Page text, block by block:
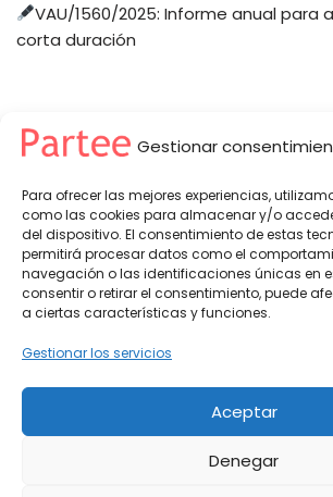
Gestionar
Para ofrecer las mejores experiencias,
como las cookies para almacenar y/o
del dispositivo. El consentimiento de estas
permitirá procesar datos como el
navegación o las identificaciones únicas en
consentir o retirar el consentimiento, puede
a ciertas características y funciones.
Gestionar los servicios
Aceptar
Denegar
VAU/1560/2025: Informe anual para
corta duración
Partee© 2026 -Política de Privacidad-
partee@partee.es -